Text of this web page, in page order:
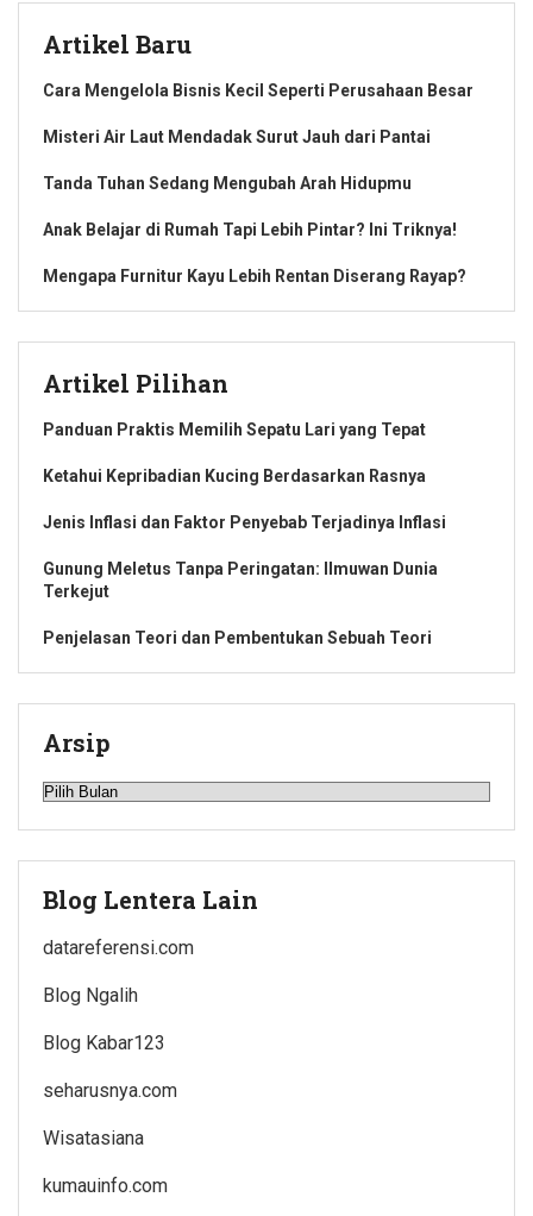
Artikel Baru
Cara Mengelola Bisnis Kecil Seperti Perusahaan Besar
Misteri Air Laut Mendadak Surut Jauh dari Pantai
Tanda Tuhan Sedang Mengubah Arah Hidupmu
Anak Belajar di Rumah Tapi Lebih Pintar? Ini Triknya!
Mengapa Furnitur Kayu Lebih Rentan Diserang Rayap?
Artikel Pilihan
Panduan Praktis Memilih Sepatu Lari yang Tepat
Ketahui Kepribadian Kucing Berdasarkan Rasnya
Jenis Inflasi dan Faktor Penyebab Terjadinya Inflasi
Gunung Meletus Tanpa Peringatan: Ilmuwan Dunia
Terkejut
Penjelasan Teori dan Pembentukan Sebuah Teori
Arsip
Arsip
Blog Lentera Lain
datareferensi.com
Blog Ngalih
Blog Kabar123
seharusnya.com
Wisatasiana
kumauinfo.com